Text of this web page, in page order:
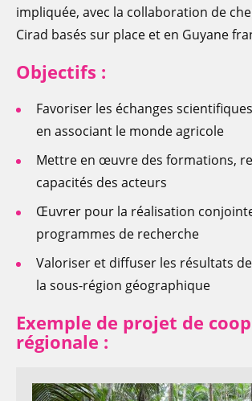
impliquée, avec la collaboration de
Cirad basés sur place et en Guyane
Objectifs :
Favoriser les échanges
en associant le monde agricole
Mettre en œuvre des formations,
capacités des acteurs
Œuvrer pour la réalisation
programmes de recherche
Valoriser et diffuser les résultats
la sous-région géographique
Exemple de projet de
régionale :